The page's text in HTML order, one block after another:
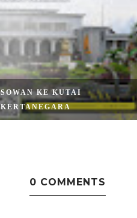
SOWAN KE KUTAI
KERTANEGARA
0 COMMENTS